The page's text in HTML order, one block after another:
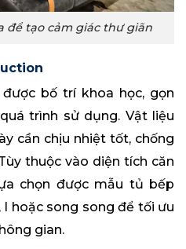
để tạo cảm giác thư giãn
bố trí khoa học, gọn
trình sử dụng. Vật liệu
cần chịu nhiệt tốt, chống
thuộc vào diện tích căn
chọn được mẫu tủ bếp
I hoặc song song để tối ưu
gian.